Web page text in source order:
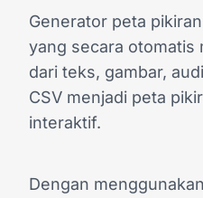
Generator peta
yang secara otomatis
dari teks, gambar,
CSV menjadi peta
interaktif.
Dengan